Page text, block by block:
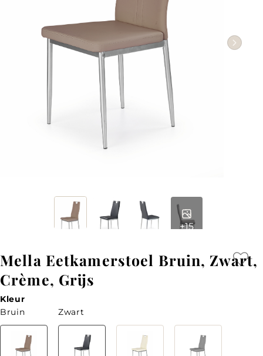
+15
Mella Eetkamerstoel Bruin, Zwart,
Crème, Grijs
Kleur
Bruin
Zwart